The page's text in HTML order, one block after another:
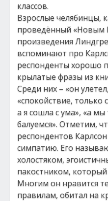
классов.
Взрослые челябинцы,
проведённый «Новым
произведения
вспоминают про
респонденты хорошо
крылатые фразы из
Среди них – «он
«спокойствие, только
а я сошла с ума», «а
балуемся». Отметим,
респондентов
симпатию. Его
холостяком,
пакостником,
Многим он нравится
правилам, обитал на